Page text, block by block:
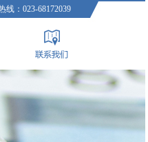
线：023-68172039